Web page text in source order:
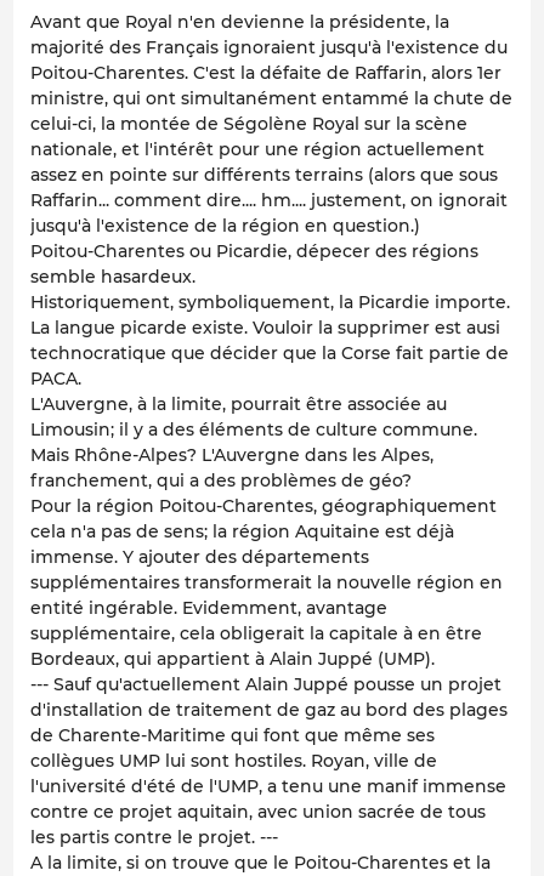
Avant que Royal n'en devienne la présidente, la
majorité des Français ignoraient jusqu'à l'existence du
Poitou-Charentes. C'est la défaite de Raffarin, alors 1er
ministre, qui ont simultanément entammé la chute de
celui-ci, la montée de Ségolène Royal sur la scène
nationale, et l'intérêt pour une région actuellement
assez en pointe sur différents terrains (alors que sous
Raffarin... comment dire.... hm.... justement, on ignorait
jusqu'à l'existence de la région en question.)
Poitou-Charentes ou Picardie, dépecer des régions
semble hasardeux.
Historiquement, symboliquement, la Picardie importe.
La langue picarde existe. Vouloir la supprimer est ausi
technocratique que décider que la Corse fait partie de
PACA.
L'Auvergne, à la limite, pourrait être associée au
Limousin; il y a des éléments de culture commune.
Mais Rhône-Alpes? L'Auvergne dans les Alpes,
franchement, qui a des problèmes de géo?
Pour la région Poitou-Charentes, géographiquement
cela n'a pas de sens; la région Aquitaine est déjà
immense. Y ajouter des départements
supplémentaires transformerait la nouvelle région en
entité ingérable. Evidemment, avantage
supplémentaire, cela obligerait la capitale à en être
Bordeaux, qui appartient à Alain Juppé (UMP).
--- Sauf qu'actuellement Alain Juppé pousse un projet
d'installation de traitement de gaz au bord des plages
de Charente-Maritime qui font que même ses
collègues UMP lui sont hostiles. Royan, ville de
l'université d'été de l'UMP, a tenu une manif immense
contre ce projet aquitain, avec union sacrée de tous
les partis contre le projet. ---
A la limite, si on trouve que le Poitou-Charentes et la